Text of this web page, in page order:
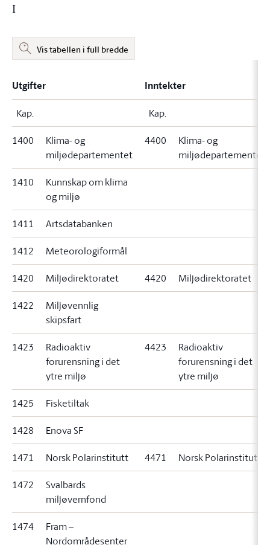
I
Vis tabellen i full bredde
Utgifter Inntekter
Kap. Kap.
1400
Klima- og
miljødepartementet
4400
Klima- og
miljødepartementet
1410
Kunnskap om klima
og miljø
1411 Artsdatabanken
1412 Meteorologiformål
1420 Miljødirektoratet 4420 Miljødirektoratet
1422
Miljøvennlig
skipsfart
1423
Radioaktiv
forurensning i det
ytre miljø
4423
Radioaktiv
forurensning i det
ytre miljø
1425 Fisketiltak
1428 Enova SF
1471 Norsk Polarinstitutt 4471 Norsk Polarinstitutt
1472
Svalbards
miljøvernfond
1474
Fram –
Nordområdesenter